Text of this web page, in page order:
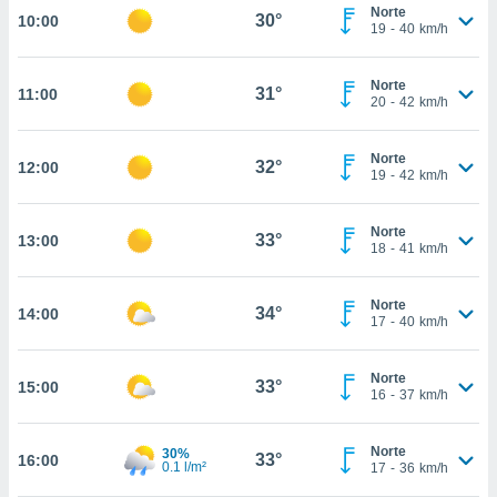
de que
el sitio
para
o
aunque
no
acceder a
abono
10:00 30°
Norte
19 - 40 km/h
11:00 31°
Norte
20 - 42 km/h
12:00 32°
Norte
19 - 42 km/h
13:00 33°
Norte
18 - 41 km/h
14:00 34°
Norte
17 - 40 km/h
15:00 33°
Norte
16 - 37 km/h
16:00
30%
0.1 l/m²
33°
Norte
17 - 36 km/h